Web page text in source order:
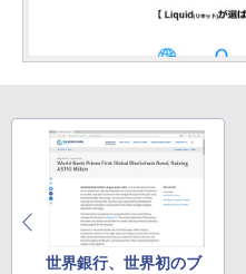
世界銀行、世界初のブ